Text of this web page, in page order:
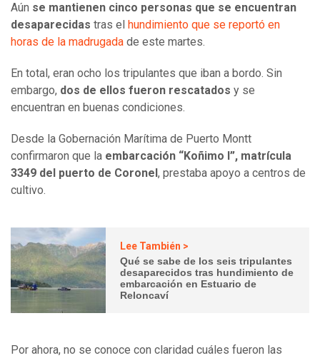
Aún se mantienen cinco personas que se encuentran
desaparecidas tras el hundimiento que se reportó en
horas de la madrugada de este martes.
En total, eran ocho los tripulantes que iban a bordo. Sin
embargo, dos de ellos fueron rescatados y se
encuentran en buenas condiciones.
Desde la Gobernación Marítima de Puerto Montt
confirmaron que la embarcación “Koñimo I”, matrícula
3349 del puerto de Coronel, prestaba apoyo a centros de
cultivo.
Lee También >
Qué se sabe de los seis tripulantes
desaparecidos tras hundimiento de
embarcación en Estuario de
Reloncaví
Por ahora, no se conoce con claridad cuáles fueron las